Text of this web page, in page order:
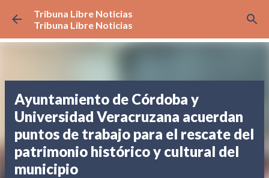
Ir al contenido principal
Tribuna Libre Noticias
Tribuna Libre Noticias
Ayuntamiento de Córdoba y
Universidad Veracruzana acuerdan
puntos de trabajo para el rescate del
patrimonio histórico y cultural del
municipio